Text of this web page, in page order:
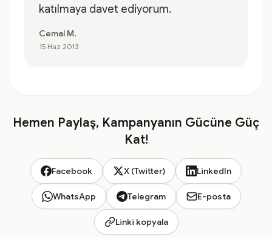
katılmaya davet ediyorum.
Cemal M.
15 Haz 2013
Hemen Paylaş, Kampanyanın Gücüne Güç
Kat!
Facebook X (Twitter) LinkedIn
WhatsApp Telegram E-posta
Linki kopyala